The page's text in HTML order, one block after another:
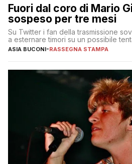
Fuori dal coro di Mario
sospeso per tre mesi
Su Twitter i fan della trasmissione
a esternare timori su un possibile
ASIA BUCONI-RASSEGNA STAMPA